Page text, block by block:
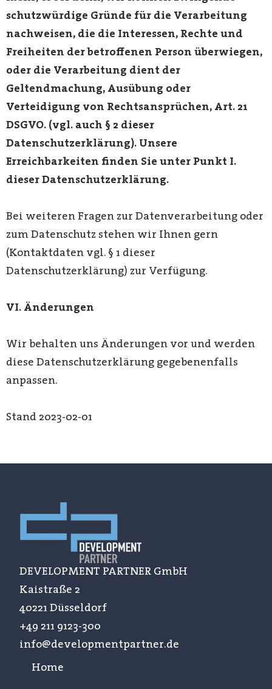
schutzwürdige Gründe für die Verarbeitung
nachweisen, die die Interessen, Rechte und
Freiheiten der betroffenen Person überwiegen,
oder die Verarbeitung dient der
Geltendmachung, Ausübung oder
Verteidigung von Rechtsansprüchen, Art. 21
DSGVO. (vgl. auch § 2 dieser
Datenschutzerklärung). Unsere
Erreichbarkeiten finden Sie unter Punkt I.
dieser Datenschutzerklärung.
Bei weiteren Fragen zur Datenverarbeitung oder
zum Datenschutz stehen wir Ihnen gern
(Kontaktdaten vgl. § 1 dieser
Datenschutzerklärung) zur Verfügung.
VI. Änderungen
Wir behalten uns Änderungen vor und werden
diese Datenschutzerklärung gegebenenfalls
anpassen.
Stand 2023-02-01
DEVELOPMENT PARTNER GmbH
Kaistraße 2
40221 Düsseldorf
+49 211 9123-300
info@developmentpartner.de
Home